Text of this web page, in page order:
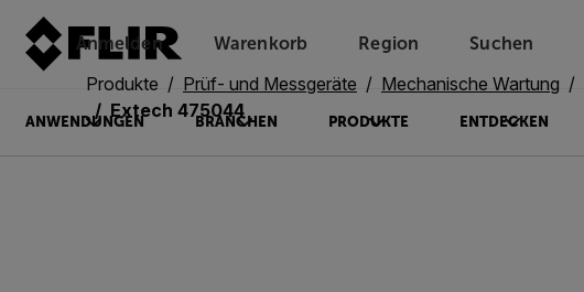
Anmelden Unread messages
Warenkorb
Modell
Entfernen
Elemente
Element
In den Warenkorb
Im Warenkorb
Region Suchen
ANWENDUNGEN BRANCHEN PRODUKTE ENTDECKEN
Produkte Prüf- und Messgeräte Mechanische Wartung
Extech 475044